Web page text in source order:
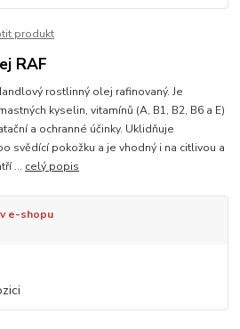
produkt
RAF
rostlinný olej rafinovaný. Je
kyselin, vitamínů (A, B1, B2, B6 a E)
a ochranné účinky. Uklidňuje
svědící pokožku a je vhodný i na citlivou a
... celý popis
e-shopu